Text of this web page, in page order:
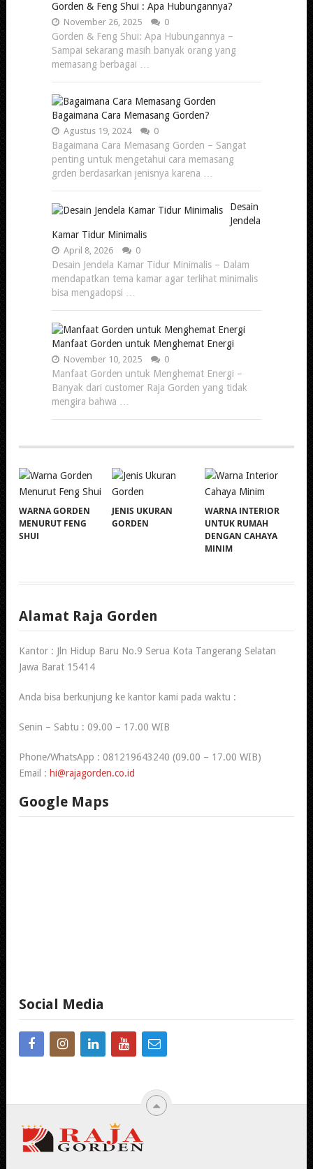
Gorden & Feng Shui : Apa Hubungannya?
November 26, 2025 0
Gorden & Feng Shui: Apa Hubungannya –
Sampai sekarang masih banyak orang yang
memasang berbagai …
Bagaimana Cara Memasang Gorden?
Agustus 19, 2024 0
Bagaimana Cara Memasang Gorden – Sangat
penting untuk mengetahui cara memasang
grden berdasarkan jenisnya karena …
Desain
Jendela
Kamar Tidur Minimalis
April 8, 2026 0
Desain Jendela Kamar Tidur Minimalis – Dalam
mendapatkan tema kamar agar terlihat minimalis
bisa mengadopsi …
Manfaat Gorden untuk Menghemat Energi
November 10, 2025 0
Manfaat Gorden untuk Menghemat Energi –
Banyak dari customer Raja Gorden yang tidak
mengira bahwa …
WARNA GORDEN
MENURUT FENG
SHUI
JENIS UKURAN
GORDEN
WARNA INTERIOR
UNTUK RUMAH
DENGAN CAHAYA
MINIM
Alamat Raja Gorden
Kantor : Jln Hidup Baru No.9 Serua Kota Tangerang Selatan
Jawa Barat 15414
Anda bisa berkunjung ke kantor kami pada waktu :
Senin – Sabtu : 09.00 – 17.00 WIB
Phone/WhatsApp : 081219643240 (09.00 – 17.00 WIB)
Email : hi@rajagorden.co.id
Google Maps
Social Media